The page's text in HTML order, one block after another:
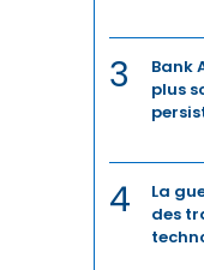
FERROVIAIRE
FINANCE /
FOOTBALL
3
Bank
plus
4
La
des